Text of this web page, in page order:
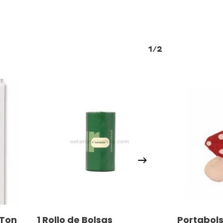
1/2
Añadir Al Carrito
1 Rollo de Bolsas